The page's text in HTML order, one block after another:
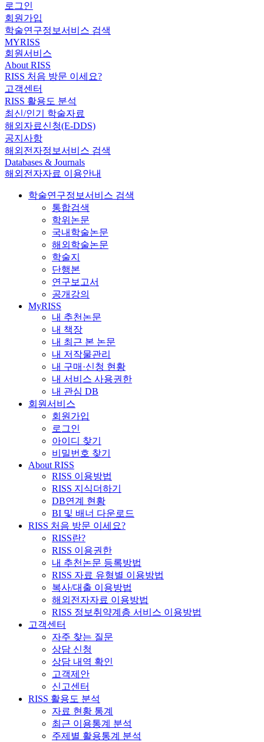
로그인
회원가입
학술연구정보서비스 검색
MYRISS
회원서비스
About RISS
RISS 처음 방문 이세요?
고객센터
RISS 활용도 분석
최신/인기 학술자료
해외자료신청(E-DDS)
공지사항
해외전자정보서비스 검색
Databases & Journals
해외전자자료 이용안내
학술연구정보서비스 검색
통합검색
학위논문
국내학술논문
해외학술논문
학술지
단행본
연구보고서
공개강의
MyRISS
내 추천논문
내 책장
내 최근 본 논문
내 저작물관리
내 구매·신청 현황
내 서비스 사용권한
내 관심 DB
회원서비스
회원가입
로그인
아이디 찾기
비밀번호 찾기
About RISS
RISS 이용방법
RISS 지식더하기
DB연계 현황
BI 및 배너 다운로드
RISS 처음 방문 이세요?
RISS란?
RISS 이용권한
내 추천논문 등록방법
RISS 자료 유형별 이용방법
복사/대출 이용방법
해외전자자료 이용방법
RISS 정보취약계층 서비스 이용방법
고객센터
자주 찾는 질문
상담 신청
상담 내역 확인
고객제안
신고센터
RISS 활용도 분석
자료 현황 통계
최근 이용통계 분석
주제별 활용통계 분석